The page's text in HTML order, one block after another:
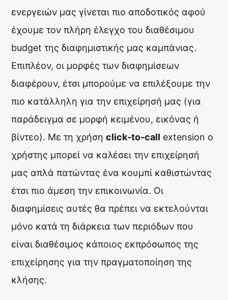
ενεργειών μας γίνεται πιο αποδοτικός αφού
έχουμε τον πλήρη έλεγχο του διαθέσιμου
budget της διαφημιστικής μας καμπάνιας.
Επιπλέον, οι μορφές των διαφημίσεων
διαφέρουν, έτσι μπορούμε να επιλέξουμε την
πιο κατάλληλη για την επιχείρησή μας (για
παράδειγμα σε μορφή κειμένου, εικόνας ή
βίντεο). Με τη χρήση click-to-call extension ο
χρήστης μπορεί να καλέσει την επιχείρησή
μας απλά πατώντας ένα κουμπί καθιστώντας
έτσι πιο άμεση την επικοινωνία. Οι
διαφημίσεις αυτές θα πρέπει να εκτελούνται
μόνο κατά τη διάρκεια των περιόδων που
είναι διαθέσιμος κάποιος εκπρόσωπος της
επιχείρησης για την πραγματοποίηση της
κλήσης.